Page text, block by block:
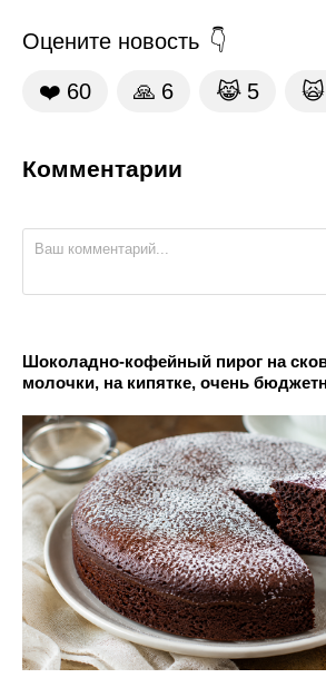
Оцените новость
❤️ 60 🙏 6 😹 5 🙀
Комментарии
Шоколадно-кофейный пирог на
молочки, на кипятке, очень